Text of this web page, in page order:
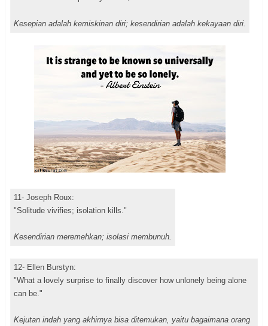
Kesepian adalah kemiskinan diri; kesendirian adalah kekayaan diri.
11- Joseph Roux:
"Solitude vivifies; isolation kills."
Kesendirian meremehkan; isolasi membunuh.
12- Ellen Burstyn:
"What a lovely surprise to finally discover how unlonely being alone
can be."
Kejutan indah yang akhirnya bisa ditemukan, yaitu bagaimana orang